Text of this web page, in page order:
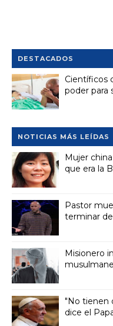
DESTACADOS
Científicos
poder para
NOTICIAS MÁS LEÍDAS
Mujer
que era la
Pastor
terminar
Misionero
"No tienen
dice el